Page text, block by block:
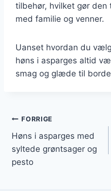
tilbehør, hvilket gør
med familie og venner.
Uanset hvordan du
høns i asparges altid
smag og glæde til
FORRIGE
Høns i asparges med
syltede grøntsager og
pesto